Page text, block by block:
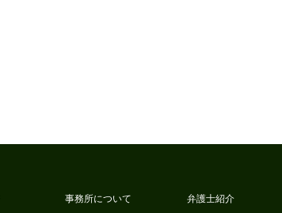
事務所について 弁護士紹介